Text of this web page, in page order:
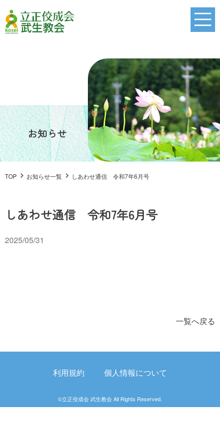
お知らせ
TOP お知らせ一覧 しあわせ通信 令和7年6月号
しあわせ通信 令和7年6月号
2025/05/31
一覧へ戻る
利用規約 個人情報について
©立正佼成会 武生教会 All Rights Reserved.